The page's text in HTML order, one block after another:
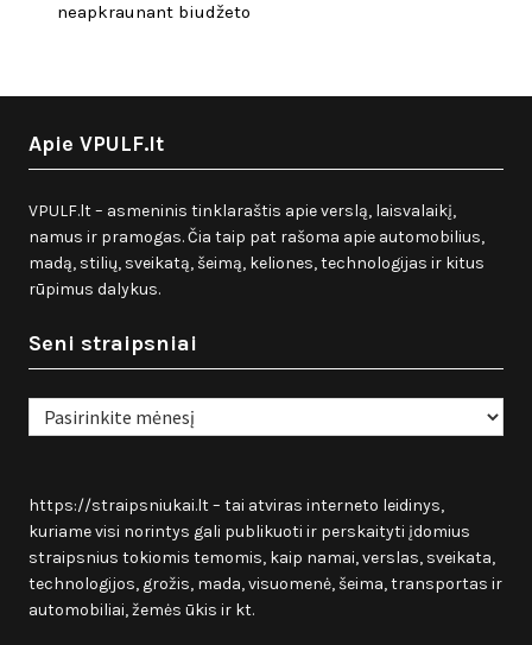
neapkraunant biudžeto
Apie VPULF.lt
VPULF.lt – asmeninis tinklaraštis apie verslą, laisvalaikį,
namus ir pramogas. Čia taip pat rašoma apie automobilius,
madą, stilių, sveikatą, šeimą, keliones, technologijas ir kitus
rūpimus dalykus.
Seni straipsniai
Seni
straipsniai
https://straipsniukai.lt– tai atviras interneto leidinys,
kuriame visi norintys gali publikuoti ir perskaityti įdomius
straipsnius tokiomis temomis, kaip namai, verslas, sveikata,
technologijos, grožis, mada, visuomenė, šeima, transportas ir
automobiliai, žemės ūkis ir kt.